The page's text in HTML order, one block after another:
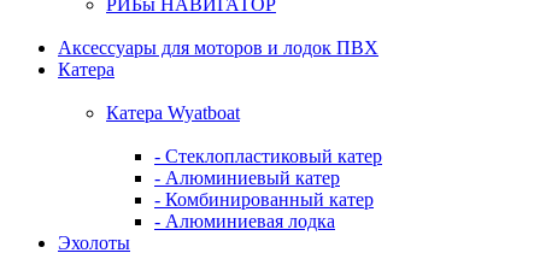
РИБы НАВИГАТОР
Аксессуары для моторов и лодок ПВХ
Катера
Катера Wyatboat
- Cтеклопластиковый катер
- Алюминиевый катер
- Комбинированный катер
- Алюминиевая лодка
Эхолоты